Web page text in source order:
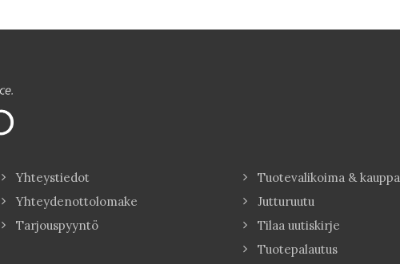
Yhteystiedot
Yhteydenottolomake
Tarjouspyyntö
Tuotevalikoima & kauppa
Jutturuutu
Tilaa uutiskirje
Tuotepalautus